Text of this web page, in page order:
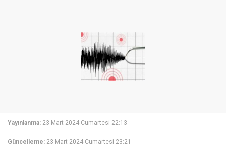
Yayınlanma: 23 Mart 2024 Cumartesi 22:13
Güncelleme: 23 Mart 2024 Cumartesi 23:21